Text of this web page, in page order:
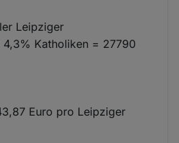
Leipziger
Katholiken = 27790
Euro pro Leipziger